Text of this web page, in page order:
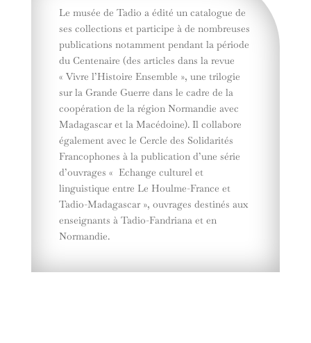
Le musée de Tadio a édité un catalogue de
ses collections et participe à de nombreuses
publications notamment pendant la période
du Centenaire (des articles dans la revue
« Vivre l’Histoire Ensemble », une trilogie
sur la Grande Guerre dans le cadre de la
coopération de la région Normandie avec
Madagascar et la Macédoine). Il collabore
également avec le Cercle des Solidarités
Francophones à la publication d’une série
d’ouvrages « Echange culturel et
linguistique entre Le Houlme-France et
Tadio-Madagascar », ouvrages destinés aux
enseignants à Tadio-Fandriana et en
Normandie.